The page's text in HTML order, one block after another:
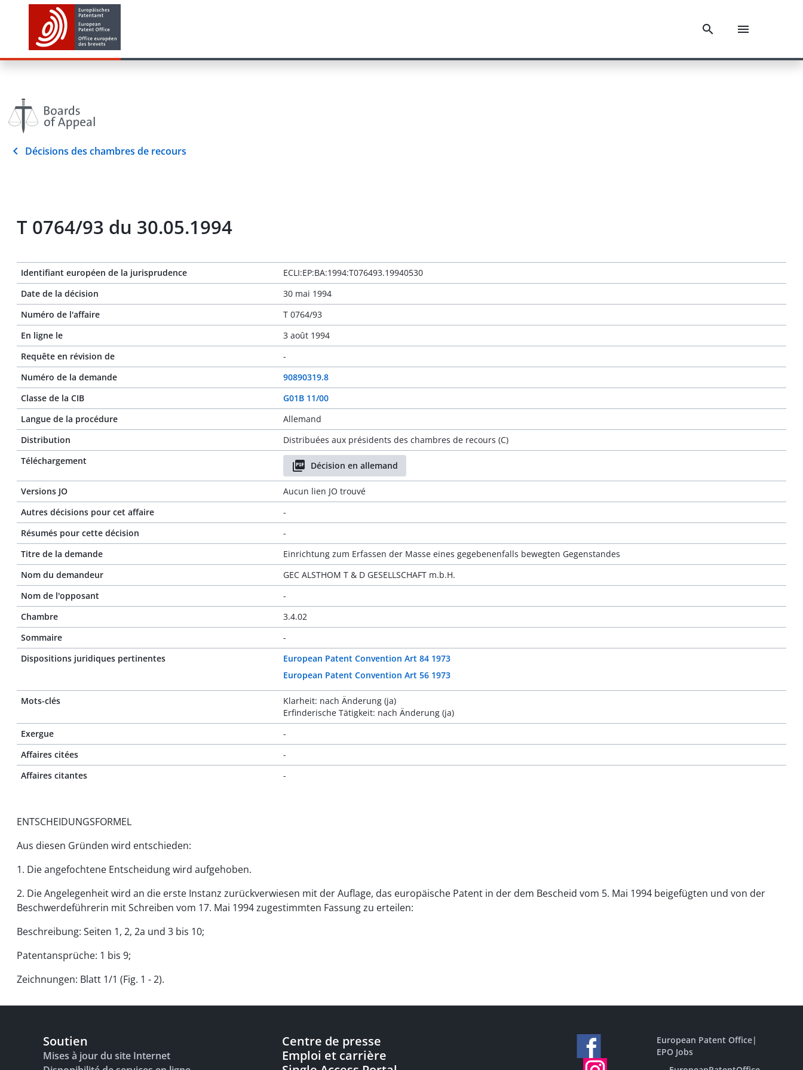
Décisions des chambres de recours
T 0764/93 du 30.05.1994
Identifiant européen de la jurisprudence
ECLI:EP:BA:1994:T076493.19940530
Date de la décision
30 mai 1994
Numéro de l'affaire
T 0764/93
En ligne le
3 août 1994
Requête en révision de
-
Numéro de la demande
90890319.8
Classe de la CIB
G01B 11/00
Langue de la procédure
Allemand
Distribution
Distribuées aux présidents des chambres de recours (C)
Téléchargement
Décision en allemand
Versions JO
Aucun lien JO trouvé
Autres décisions pour cet affaire
-
Résumés pour cette décision
-
Titre de la demande
Einrichtung zum Erfassen der Masse eines gegebenenfalls bewegten Gegenstandes
Nom du demandeur
GEC ALSTHOM T & D GESELLSCHAFT m.b.H.
Nom de l'opposant
-
Chambre
3.4.02
Sommaire
-
Dispositions juridiques pertinentes
European Patent Convention Art 84 1973
European Patent Convention Art 56 1973
Mots-clés
Klarheit: nach Änderung (ja)
Erfinderische Tätigkeit: nach Änderung (ja)
Exergue
-
Affaires citées
-
Affaires citantes
-
ENTSCHEIDUNGSFORMEL
Aus diesen Gründen wird entschieden:
1. Die angefochtene Entscheidung wird aufgehoben.
2. Die Angelegenheit wird an die erste Instanz zurückverwiesen mit der Auflage, das europäische Patent in der dem Bescheid vom 5. Mai 1994 beigefügten und von der
Beschwerdeführerin mit Schreiben vom 17. Mai 1994 zugestimmten Fassung zu erteilen:
Beschreibung: Seiten 1, 2, 2a und 3 bis 10;
Patentansprüche: 1 bis 9;
Zeichnungen: Blatt 1/1 (Fig. 1 - 2).
Soutien
Mises à jour du site Internet
Centre de presse
Emploi et carrière
European Patent Office|
EPO Jobs